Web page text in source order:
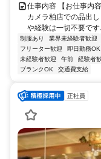
仕事内容 【お仕事内
カメラ柏店での品出
や経験は一切不要で
制服あり 業界未経験者歓迎
フリーター歓迎
即日勤務OK
未経験者歓迎
午前 経験者
ブランクOK
交通費支給
正社員